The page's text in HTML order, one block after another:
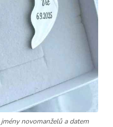
novomanželů a datem